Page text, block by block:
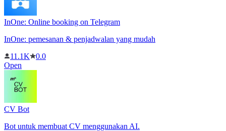
InOne: Online booking on Telegram
InOne: pemesanan & penjadwalan yang mudah
11.1K
0.0
Open
CV Bot
Bot untuk membuat CV menggunakan AI.